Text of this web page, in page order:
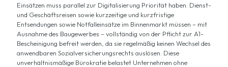
Einsätzen muss parallel zur Digitalisierung Priorität haben. Dienst-
und Geschäftsreisen sowie kurzzeitige und kurzfristige
Entsendungen sowie Notfalleinsätze im Binnenmarkt müssen – mit
Ausnahme des Baugewerbes – vollständig von der Pflicht zur A1-
Bescheinigung befreit werden, da sie regelmäßig keinen Wechsel des
anwendbaren Sozialversicherungsrechts auslösen. Diese
unverhältnismäßige Bürokratie belastet Unternehmen ohne